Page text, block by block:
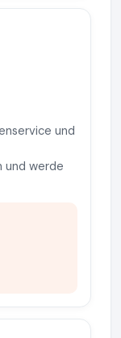
und
und werde